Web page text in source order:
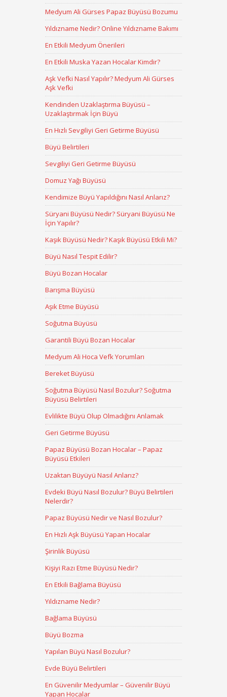
Medyum Ali Gürses Papaz Büyüsü Bozumu
Yıldızname Nedir? Online Yıldızname Bakımı
En Etkili Medyum Önerileri
En Etkili Muska Yazan Hocalar Kimdir?
Aşk Vefki Nasıl Yapılır? Medyum Ali Gürses
Aşk Vefki
Kendinden Uzaklaştırma Büyüsü –
Uzaklaştırmak İçin Büyü
En Hızlı Sevgiliyi Geri Getirme Büyüsü
Büyü Belirtileri
Sevgiliyi Geri Getirme Büyüsü
Domuz Yağı Büyüsü
Kendimize Büyü Yapıldığını Nasıl Anlarız?
Süryani Büyüsü Nedir? Süryani Büyüsü Ne
İçin Yapılır?
Kaşık Büyüsü Nedir? Kaşık Büyüsü Etkili Mi?
Büyü Nasıl Tespit Edilir?
Büyü Bozan Hocalar
Barışma Büyüsü
Aşık Etme Büyüsü
Soğutma Büyüsü
Garantili Büyü Bozan Hocalar
Medyum Ali Hoca Vefk Yorumları
Bereket Büyüsü
Soğutma Büyüsü Nasıl Bozulur? Soğutma
Büyüsü Belirtileri
Evlilikte Büyü Olup Olmadığını Anlamak
Geri Getirme Büyüsü
Papaz Büyüsü Bozan Hocalar – Papaz
Büyüsü Etkileri
Uzaktan Büyüyü Nasıl Anlarız?
Evdeki Büyü Nasıl Bozulur? Büyü Belirtileri
Nelerdir?
Papaz Büyüsü Nedir ve Nasıl Bozulur?
En Hızlı Aşk Büyüsü Yapan Hocalar
Şirinlik Büyüsü
Kişiyi Razı Etme Büyüsü Nedir?
En Etkili Bağlama Büyüsü
Yıldızname Nedir?
Bağlama Büyüsü
Büyü Bozma
Yapılan Büyü Nasıl Bozulur?
Evde Büyü Belirtileri
En Güvenilir Medyumlar – Güvenilir Büyü
Yapan Hocalar